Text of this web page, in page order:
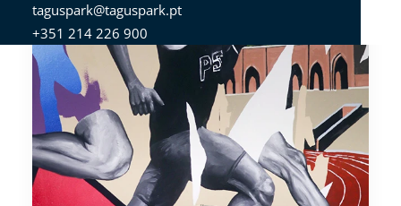
taguspark@taguspark.pt
+351 214 226 900